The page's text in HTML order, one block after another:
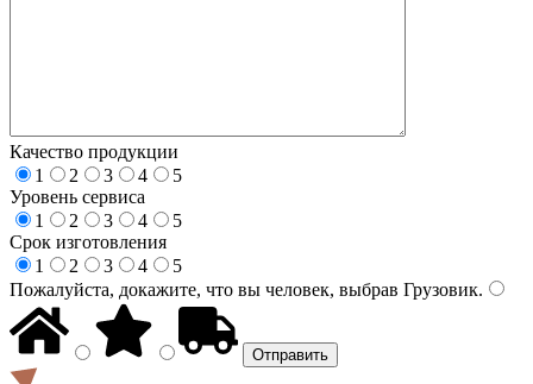
Качество продукции
1
2 3 4
5
Уровень сервиса
1
2 3 4
5
Срок изготовления
1
2 3 4
5
Пожалуйста, докажите, что вы человек, выбрав Грузовик.